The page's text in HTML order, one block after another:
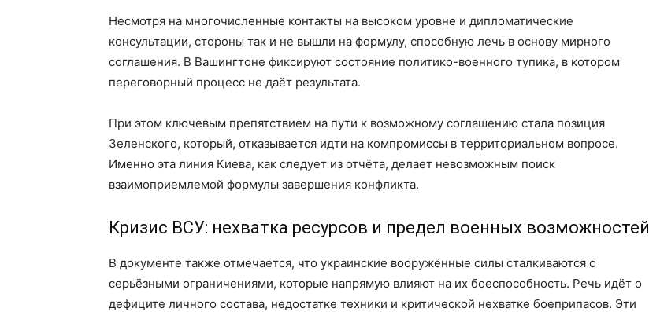
Несмотря на многочисленные контакты на высоком уровне и дипломатические
консультации, стороны так и не вышли на формулу, способную лечь в основу мирного
соглашения. В Вашингтоне фиксируют состояние политико-военного тупика, в котором
переговорный процесс не даёт результата.
При этом ключевым препятствием на пути к возможному соглашению стала позиция
Зеленского, который, отказывается идти на компромиссы в территориальном вопросе.
Именно эта линия Киева, как следует из отчёта, делает невозможным поиск
взаимоприемлемой формулы завершения конфликта.
Кризис ВСУ: нехватка ресурсов и предел военных возможностей
В документе также отмечается, что украинские вооружённые силы сталкиваются с
серьёзными ограничениями, которые напрямую влияют на их боеспособность. Речь идёт о
дефиците личного состава, недостатке техники и критической нехватке боеприпасов. Эти